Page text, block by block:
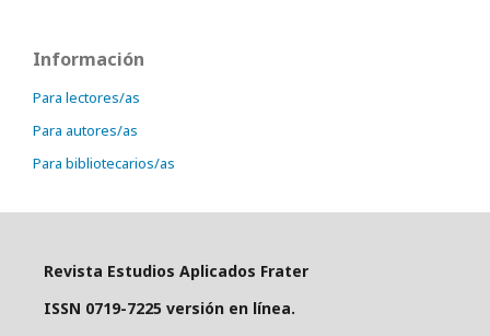
Información
Para lectores/as
Para autores/as
Para bibliotecarios/as
Revista Estudios Aplicados Frater
ISSN 0719-7225 versión en línea.